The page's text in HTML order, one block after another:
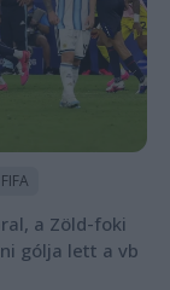
FIFA
a Zöld-foki
gólja lett a vb